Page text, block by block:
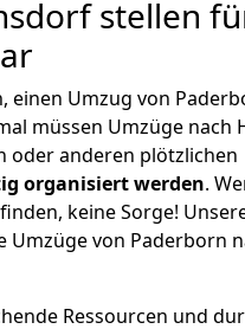
stellen
einen Umzug von
müssen Umzüge
oder anderen plötzlichen
organisiert werden.
keine Sorge!
Umzüge von Paderborn
Ressourcen und